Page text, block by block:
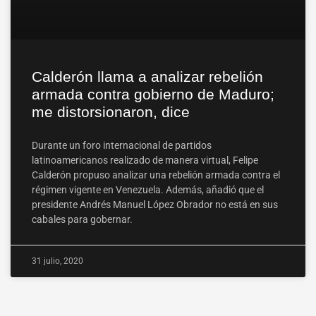
Calderón llama a analizar rebelión
armada contra gobierno de Maduro;
me distorsionaron, dice
Durante un foro internacional de partidos
latinoamericanos realizado de manera virtual, Felipe
Calderón propuso analizar una rebelión armada contra el
régimen vigente en Venezuela. Además, añadió que el
presidente Andrés Manuel López Obrador no está en sus
cabales para gobernar.
31 julio, 2020